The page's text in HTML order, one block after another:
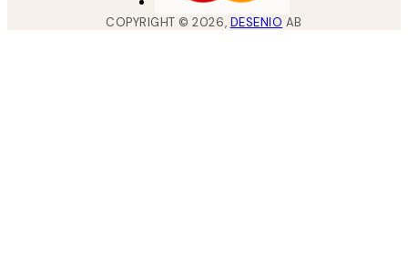
COPYRIGHT ©2026, DESENIO AB